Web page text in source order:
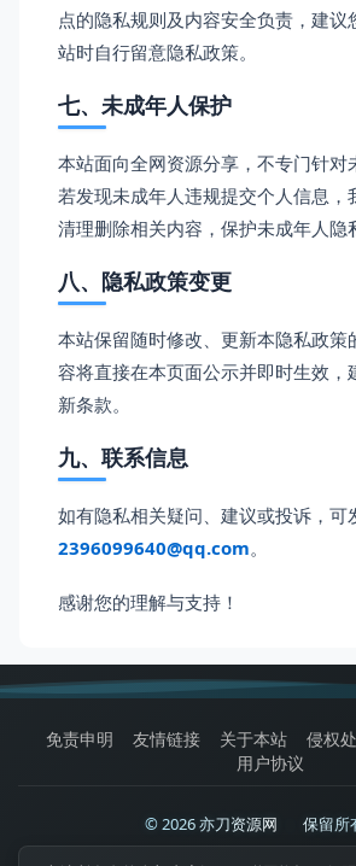
点的隐私规则及内容安全负责，建议
站时自行留意隐私政策。
七、未成年人保护
本站面向全网资源分享，不专门针对
若发现未成年人违规提交个人信息，
清理删除相关内容，保护未成年人隐
八、隐私政策变更
本站保留随时修改、更新本隐私政策
容将直接在本页面公示并即时生效，
新条款。
九、联系信息
如有隐私相关疑问、建议或投诉，可
2396099640@qq.com。
感谢您的理解与支持！
免责申明 友情链接 关于本站 侵权
用户协议
© 2026 亦刀资源网 保留所